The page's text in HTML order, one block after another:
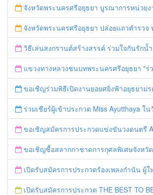
จังหวัดพระนครศรีอยุธยา บูรณาการหน่วยงานที่เกี่ยวข้อง ลงพื้นที่จัดระเบียบและดำเนินมาตรการตามบทลงโทษสูงสุดกับผู้ประกอบการร้านค้าที่ยังฝ่าฝืนตั้งร้านค้ารุกล้ำเขตพื้นที่ทางหลวง เตรียมความปลอดภัยก่อนเท
จังหวัดพระนครศรีอยุธยา ปล่อยแถวตำรวจ ทหาร ฝ่ายปกครอง กว่า 100 นาย ตรวจเข้มท่ารถสาธารณะ สถานีขนส่งรถโดยสาร วินรถตู้ และสถานีรถไฟ เตรียมรับมือเ
วิธีเล่นสงกรานต์สร้างสรรค์ ร่วมใจกันรักน้ำ
แขวงทางหลวงชนบทพระนครศรีอยุธยา "ร่วมรณรงค์ ขับช้า เปิดไฟหน้า คาดเข็มขัด" เทศกาลสงกรานต์
ขอเชิญร่วมพิธีเปิดงานยอยศยิ่งฟ้าอยุธยามรด
ร่วมเชียร์ผู้เข้าประกวด Miss Ayutthaya ในวันที่ 15 ธันวาคม
ขอเชิญสมัครการประกวดแข่งขันวงดนตรี Ayutthaya battle of the
ขอเชิญซื้อสลากกาชาดการกุศลพิเศษจังหวัดพระนครศรีอยุธยา
เปิดรับสมัครการประกวดร้องเพลงกำนัน ผู้ใหญ่บ้าน
เปิดรับสมัครการประกวด THE BEST TO BE NUMBER